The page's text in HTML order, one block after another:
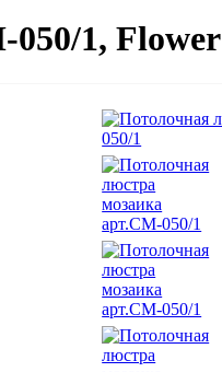
050/1, Flower